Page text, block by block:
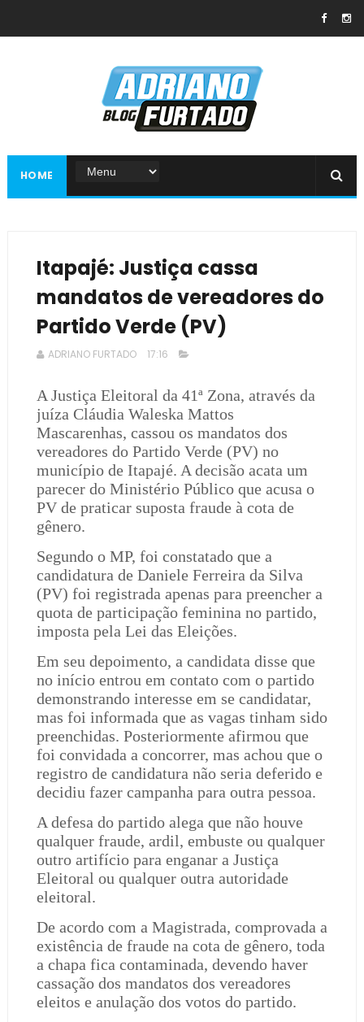
HOME
Itapajé: Justiça cassa
mandatos de vereadores do
Partido Verde (PV)
ADRIANO FURTADO 17:16
A Justiça Eleitoral da 41ª Zona, através da
juíza Cláudia Waleska Mattos
Mascarenhas, cassou os mandatos dos
vereadores do Partido Verde (PV) no
município de Itapajé. A decisão acata um
parecer do Ministério Público que acusa o
PV de praticar suposta fraude à cota de
gênero.
Segundo o MP, foi constatado que a
candidatura de Daniele Ferreira da Silva
(PV) foi registrada apenas para preencher a
quota de participação feminina no partido,
imposta pela Lei das Eleições.
Em seu depoimento, a candidata disse que
no início entrou em contato com o partido
demonstrando interesse em se candidatar,
mas foi informada que as vagas tinham sido
preenchidas. Posteriormente afirmou que
foi convidada a concorrer, mas achou que o
registro de candidatura não seria deferido e
decidiu fazer campanha para outra pessoa.
A defesa do partido alega que não houve
qualquer fraude, ardil, embuste ou qualquer
outro artifício para enganar a Justiça
Eleitoral ou qualquer outra autoridade
eleitoral.
De acordo com a Magistrada, comprovada a
existência de fraude na cota de gênero, toda
a chapa fica contaminada, devendo haver
cassação dos mandatos dos vereadores
eleitos e anulação dos votos do partido.